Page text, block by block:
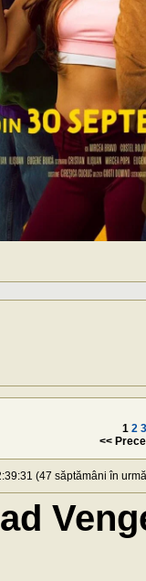
1 2 3
<<
(47 săptămâni în